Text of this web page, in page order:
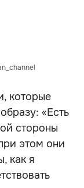
которые
«Есть
стороны
этом они
как я